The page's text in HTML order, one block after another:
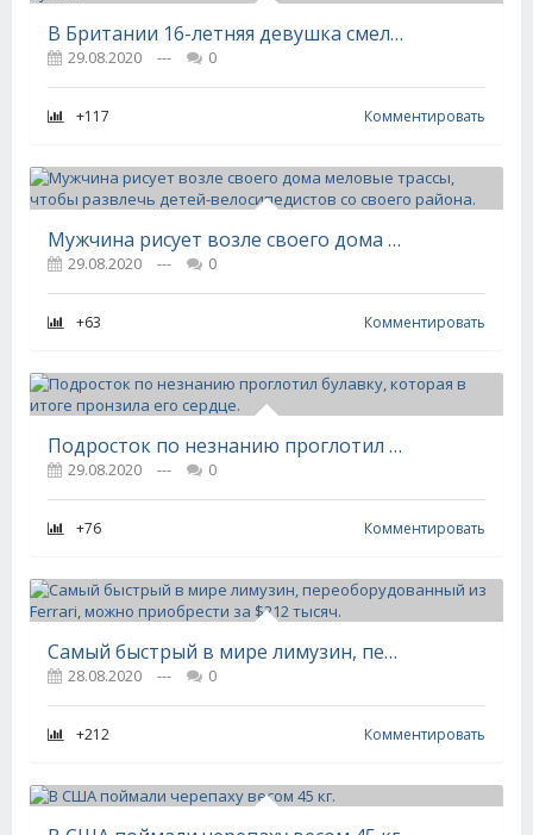
В Британии 16-летняя девушка смело вступила в схватку с пумой.
29.08.2020 --- 0
+117 Комментировать
Мужчина рисует возле своего дома меловые трассы, чтобы развлечь детей-велосипедистов со своего района.
29.08.2020 --- 0
+63 Комментировать
Подросток по незнанию проглотил булавку, которая в итоге пронзила его сердце.
29.08.2020 --- 0
+76 Комментировать
Самый быстрый в мире лимузин, переоборудованный из Ferrari, можно приобрести за $212 тысяч.
28.08.2020 --- 0
+212 Комментировать